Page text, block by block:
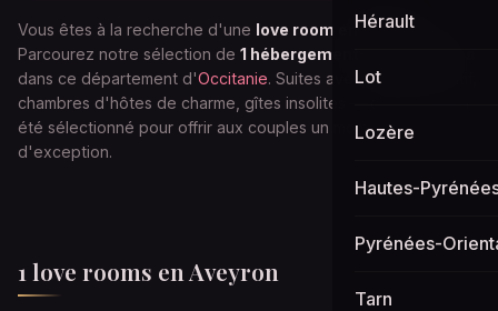
Hérault
Lot
Lozère
Hautes-
Pyrénées-
Tarn
Vous êtes à la recherche d'une love room en Aveyron
Parcourez notre sélection de 1 hébergements romantiques
dans ce département d'Occitanie. Suites avec jacuzzi privatif,
chambres d'hôtes de charme, gîtes insolites — chaque lieu a
été sélectionné pour offrir aux couples un moment
d'exception.
1 love rooms en Aveyron